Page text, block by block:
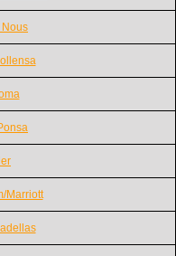
Nous
Marriott